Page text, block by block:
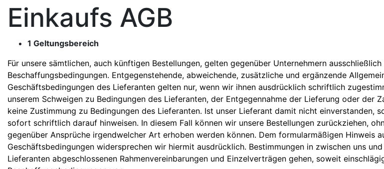
Einkaufs AGB
1 Geltungsbereich
Für unsere sämtlichen, auch künftigen Bestellungen, gelten gegenüber Unternehmern ausschließlich
Beschaffungsbedingungen. Entgegenstehende, abweichende, zusätzliche und ergänzende
Geschäftsbedingungen des Lieferanten gelten nur, wenn wir ihnen ausdrücklich schriftlich
unserem Schweigen zu Bedingungen des Lieferanten, der Entgegennahme der Lieferung oder der
keine Zustimmung zu Bedingungen des Lieferanten. Ist unser Lieferant damit nicht einverstanden,
sofort schriftlich darauf hinweisen. In diesem Fall können wir unsere Bestellungen zurückziehen,
gegenüber Ansprüche irgendwelcher Art erhoben werden können. Dem formularmäßigen Hinweis
Geschäftsbedingungen widersprechen wir hiermit ausdrücklich. Bestimmungen in zwischen uns
Lieferanten abgeschlossenen Rahmenvereinbarungen und Einzelverträgen gehen, soweit